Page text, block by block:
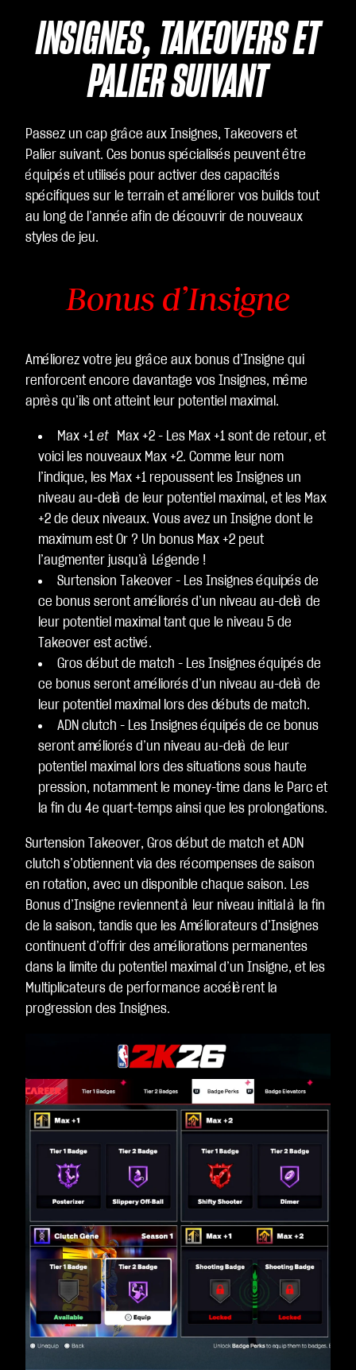
INSIGNES, TAKEOVERS ET
PALIER SUIVANT
Passez un cap grâce aux Insignes, Takeovers et
Palier suivant. Ces bonus spécialisés peuvent être
équipés et utilisés pour activer des capacités
spécifiques sur le terrain et améliorer vos builds tout
au long de l’année afin de découvrir de nouveaux
styles de jeu.
Bonus d’Insigne
Améliorez votre jeu grâce aux bonus d’Insigne qui
renforcent encore davantage vos Insignes, même
après qu’ils ont atteint leur potentiel maximal.
Max +1 et
Max +2 - Les Max +1 sont de retour, et
voici les nouveaux Max +2. Comme leur nom
l’indique, les Max +1 repoussent les Insignes un
niveau au-delà de leur potentiel maximal, et les Max
+2 de deux niveaux. Vous avez un Insigne dont le
maximum est Or ? Un bonus Max +2 peut
l’augmenter jusqu’à Légende !
Surtension Takeover - Les Insignes équipés de
ce bonus seront améliorés d’un niveau au-delà de
leur potentiel maximal tant que le niveau 5 de
Takeover est activé.
Gros début de match - Les Insignes équipés de
ce bonus seront améliorés d’un niveau au-delà de
leur potentiel maximal lors des débuts de match.
ADN clutch - Les Insignes équipés de ce bonus
seront améliorés d’un niveau au-delà de leur
potentiel maximal lors des situations sous haute
pression, notamment le money-time dans le Parc et
la fin du 4e quart-temps ainsi que les prolongations.
Surtension Takeover, Gros début de match et ADN
clutch s’obtiennent via des récompenses de saison
en rotation, avec un disponible chaque saison. Les
Bonus d’Insigne reviennent à leur niveau initial à la fin
de la saison, tandis que les Améliorateurs d’Insignes
continuent d’offrir des améliorations permanentes
dans la limite du potentiel maximal d’un Insigne, et les
Multiplicateurs de performance accélèrent la
progression des Insignes.